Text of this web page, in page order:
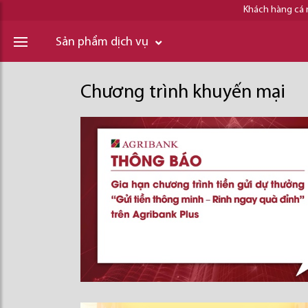
Khách hàng cá
Sản phẩm dịch vụ
Chương trình khuyến mại